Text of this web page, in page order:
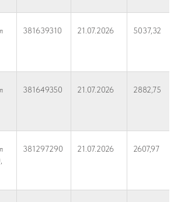
381639310 21.07.2026 5037,32
381649350 21.07.2026 2882,75
381297290 21.07.2026 2607,97